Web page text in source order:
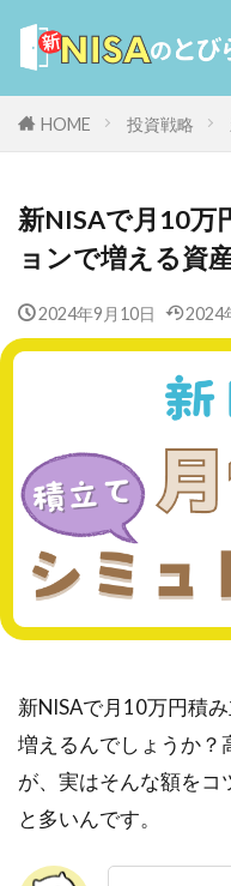
HOME 投資戦略
新NISAで月10万
ョンで増える資
2024年9月10日 2024
新NISAで月10万円積
増えるんでしょうか？
が、実はそんな額を
と多いんです。